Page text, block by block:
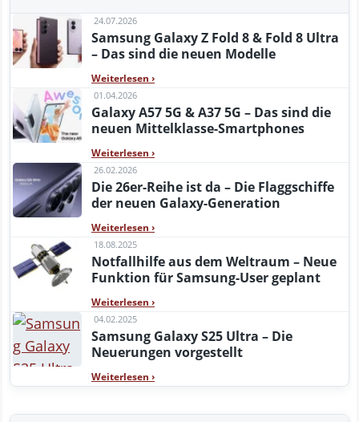
24.07.2026
Samsung Galaxy Z Fold 8 & Fold 8 Ultra
– Das sind die neuen Modelle
Weiterlesen ›
01.04.2026
Galaxy A57 5G & A37 5G – Das sind die
neuen Mittelklasse-Smartphones
Weiterlesen ›
26.02.2026
Die 26er-Reihe ist da – Die Flaggschiffe
der neuen Galaxy-Generation
Weiterlesen ›
18.08.2025
Notfallhilfe aus dem Weltraum – Neue
Funktion für Samsung-User geplant
Weiterlesen ›
04.02.2025
Samsung Galaxy S25 Ultra – Die
Neuerungen vorgestellt
Weiterlesen ›